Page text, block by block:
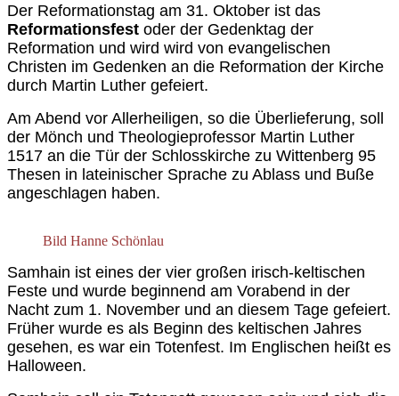
Der Reformationstag am 31. Oktober ist das
Reformationsfest oder der Gedenktag der
Reformation und wird wird von evangelischen
Christen im Gedenken an die Reformation der Kirche
durch Martin Luther gefeiert.
Am Abend vor Allerheiligen, so die Überlieferung, soll
der Mönch und Theologieprofessor Martin Luther
1517 an die Tür der Schlosskirche zu Wittenberg 95
Thesen in lateinischer Sprache zu Ablass und Buße
angeschlagen haben.
Bild Hanne Schönlau
Samhain ist eines der vier großen irisch-keltischen
Feste und wurde beginnend am Vorabend in der
Nacht zum 1. November und an diesem Tage gefeiert.
Früher wurde es als Beginn des keltischen Jahres
gesehen, es war ein Totenfest. Im Englischen heißt es
Halloween.